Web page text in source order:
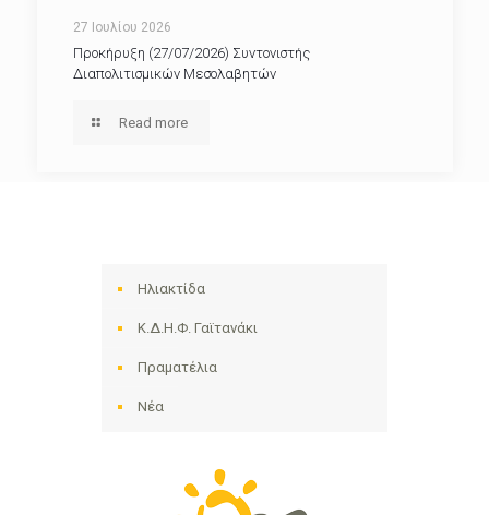
27 Ιουλίου 2026
Προκήρυξη (27/07/2026) Συντονιστής
Διαπολιτισμικών Μεσολαβητών
Read more
Ηλιακτίδα
Κ.Δ.Η.Φ. Γαϊτανάκι
Πραματέλια
Νέα